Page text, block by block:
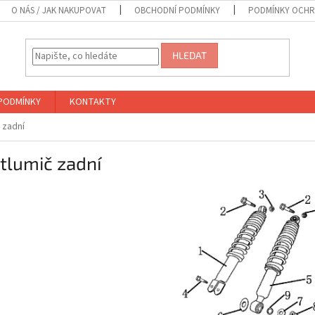
O NÁS / JAK NAKUPOVAT OBCHODNÍ PODMÍNKY PODMÍNKY
HLEDAT
KONTAKTY
zadní
zadní